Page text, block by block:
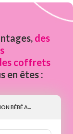
des
coffrets
en êtes :
BÉBÉ A...